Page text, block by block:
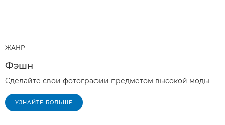
ЖАНР
Фэшн
Сделайте свои фотографии предметом высокой моды
УЗНАЙТЕ БОЛЬШЕ